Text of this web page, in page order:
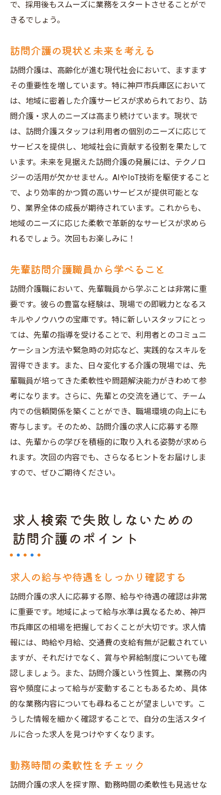
で、採用後もスムーズに業務をスタートさせることがで
きるでしょう。
訪問介護の現状と未来を考える
訪問介護は、高齢化が進む現代社会において、ますます
その重要性を増しています。特に神戸市兵庫区において
は、地域に密着した介護サービスが求められており、訪
問介護・求人のニーズは高まり続けています。現状で
は、訪問介護スタッフは利用者の個別のニーズに応じて
サービスを提供し、地域社会に貢献する役割を果たして
います。未来を見据えた訪問介護の発展には、テクノロ
ジーの活用が欠かせません。AIやIoT技術を駆使すること
で、より効率的かつ質の高いサービスが提供可能とな
り、業界全体の成長が期待されています。これからも、
地域のニーズに応じた柔軟で革新的なサービスが求めら
れるでしょう。次回もお楽しみに！
先輩訪問介護職員から学べること
訪問介護職において、先輩職員から学ぶことは非常に重
要です。彼らの豊富な経験は、現場での即戦力となるス
キルやノウハウの宝庫です。特に新しいスタッフにとっ
ては、先輩の指導を受けることで、利用者とのコミュニ
ケーション方法や緊急時の対応など、実践的なスキルを
習得できます。また、日々変化する介護の現場では、先
輩職員が培ってきた柔軟性や問題解決能力がきわめて参
考になります。さらに、先輩との交流を通じて、チーム
内での信頼関係を築くことができ、職場環境の向上にも
寄与します。そのため、訪問介護の求人に応募する際
は、先輩からの学びを積極的に取り入れる姿勢が求めら
れます。次回の内容でも、さらなるヒントをお届けしま
すので、ぜひご期待ください。
求人検索で失敗しないための
訪問介護のポイント
求人の給与や待遇をしっかり確認する
訪問介護の求人に応募する際、給与や待遇の確認は非常
に重要です。地域によって給与水準は異なるため、神戸
市兵庫区の相場を把握しておくことが大切です。求人情
報には、時給や月給、交通費の支給有無が記載されてい
ますが、それだけでなく、賞与や昇給制度についても確
認しましょう。また、訪問介護という性質上、業務の内
容や頻度によって給与が変動することもあるため、具体
的な業務内容についても尋ねることが望ましいです。こ
うした情報を細かく確認することで、自分の生活スタイ
ルに合った求人を見つけやすくなります。
勤務時間の柔軟性をチェック
訪問介護の求人を探す際、勤務時間の柔軟性も見逃せな